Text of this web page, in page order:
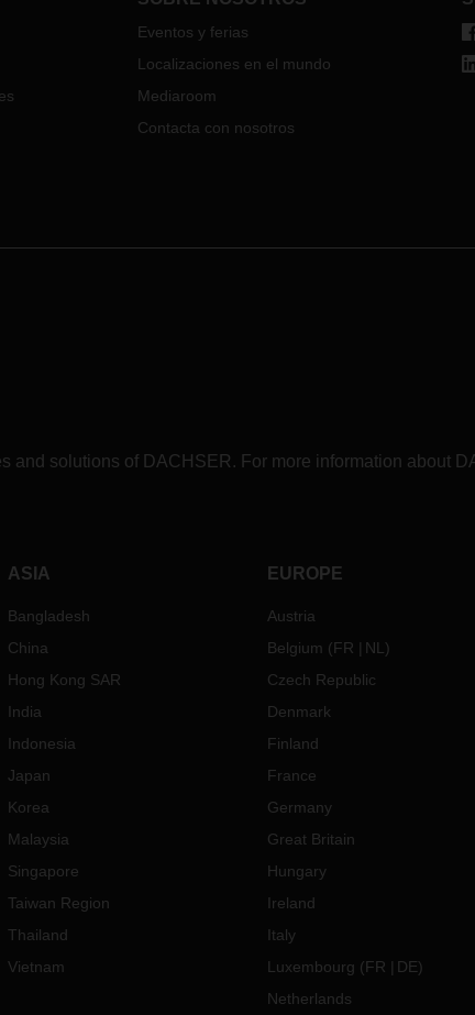
cadenas
globales,
Eventos y ferias
Localizaciones en el mundo
Mediaroom
Contacta con nosotros
solutions of DACHSER. For more information about
ASIA
Bangladesh
China
Hong Kong SAR
India
Indonesia
Japan
Korea
Malaysia
Singapore
Taiwan Region
Thailand
Vietnam
EUROPE
Austria
Belgium (FR NL )
Czech Republic
Denmark
Finland
France
Germany
Great Britain
Hungary
Ireland
Italy
Luxembourg (FR DE)
Netherlands